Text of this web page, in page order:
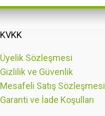
KVKK
Üyelik Sözleşmesi
Gizlilik ve Güvenlik
Mesafeli Satış Sözleşmesi
Garanti ve İade Koşulları